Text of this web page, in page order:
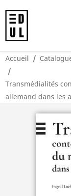
Accueil
Transmédialités
allemand dans les